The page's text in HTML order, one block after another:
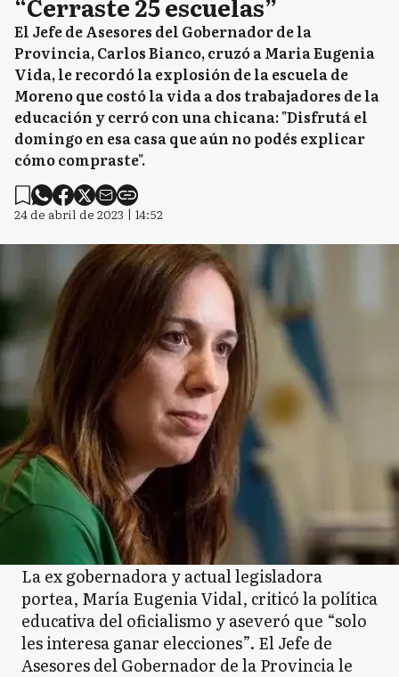
MH Monte Hermoso
M Moreno
M Morón
N Navarro
Necochea
O Olavarría
P Patagones
P Pehuajó
P Pellegrini
El Jefe de Asesores del Gobernador de la
Provincia, Carlos Bianco, cruzó a Maria Eugenia
Vida, le recordó la explosión de la escuela de
Moreno que costó la vida a dos trabajadores de la
educación y cerró con una chicana: "Disfrutá el
domingo en esa casa que aún no podés explicar
cómo compraste".
24 de abril de 2023 | 14:52
La ex gobernadora y actual legisladora
portea, María Eugenia Vidal, criticó la política
educativa del oficialismo y aseveró que “solo
les interesa ganar elecciones”. El Jefe de
Asesores del Gobernador de la Provincia le